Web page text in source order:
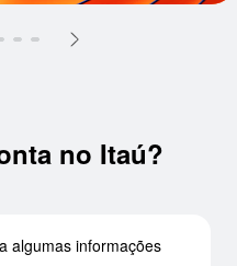
no Itaú?